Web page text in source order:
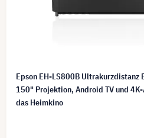
Epson EH-LS800B Ultrakurzdistanz
150" Projektion, Android TV und
das Heimkino